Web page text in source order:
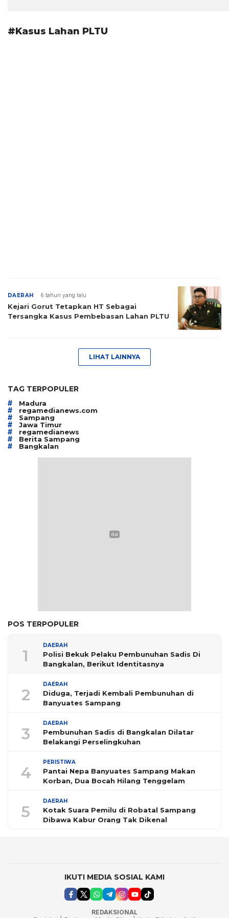
#Kasus Lahan PLTU
DAERAH 6 tahun yang lalu
Kejari Gorut Tetapkan HT Sebagai
Tersangka Kasus Pembebasan Lahan PLTU
LIHAT LAINNYA
TAG TERPOPULER
# Madura
# regamedianews.com
# Sampang
# Jawa Timur
# regamedianews
# Berita Sampang
# Bangkalan
POS TERPOPULER
1
DAERAH
Polisi Bekuk Pelaku Pembunuhan Sadis Di
Bangkalan, Berikut Identitasnya
2
DAERAH
Diduga, Terjadi Kembali Pembunuhan di
Banyuates Sampang
3
DAERAH
Pembunuhan Sadis di Bangkalan Dilatar
Belakangi Perselingkuhan
4
PERISTIWA
Pantai Nepa Banyuates Sampang Makan
Korban, Dua Bocah Hilang Tenggelam
5
DAERAH
Kotak Suara Pemilu di Robatal Sampang
Dibawa Kabur Orang Tak Dikenal
IKUTI MEDIA SOSIAL KAMI
REDAKSIONAL